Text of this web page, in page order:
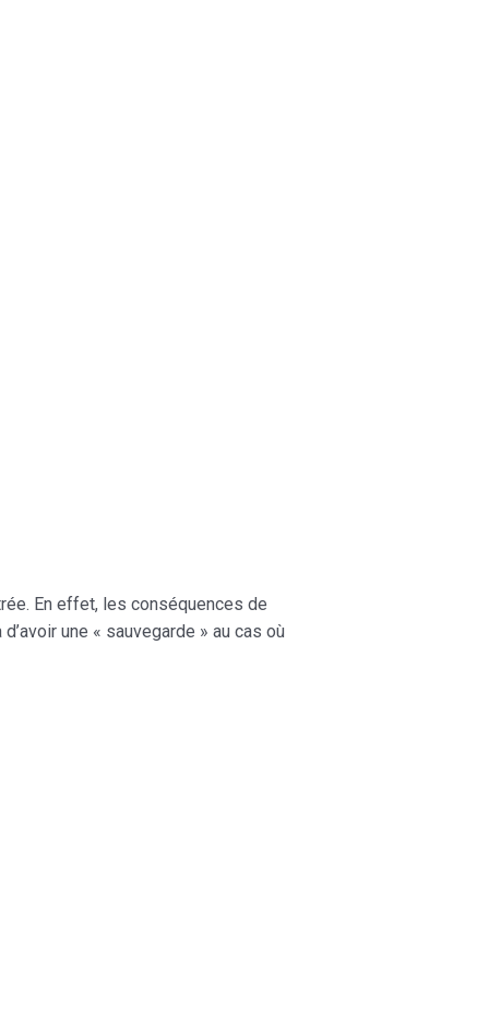
En effet, les conséquences de
une « sauvegarde » au cas où